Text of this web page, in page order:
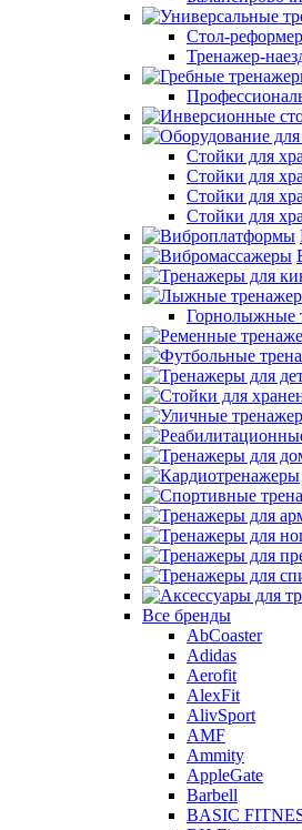
Стол-
Тренажер-
Стойки для
Стойки для
Стойки для
Стойки для
Горнолыжные
Все бренды
AbCoaster
Adidas
Aerofit
AlexFit
AlivSport
AMF
Ammity
AppleGate
Barbell
BASIC